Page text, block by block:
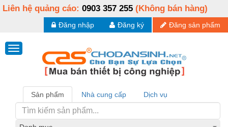
Liên hệ quảng cáo: 0903 357 255 (Không bán hàng)
Đăng sản phẩm
Đăng ký
Đăng nhập
Sản phẩm Nhà cung cấp Dịch vụ